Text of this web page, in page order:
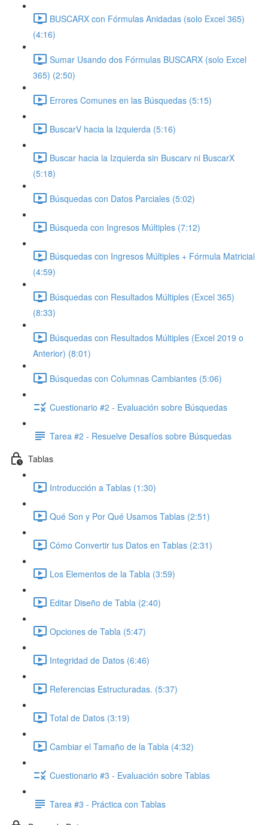
BUSCARX con Fórmulas Anidadas (solo Excel 365)
(4:16)
Sumar Usando dos Fórmulas BUSCARX (solo Excel
365) (2:50)
Errores Comunes en las Búsquedas (5:15)
BuscarV hacia la Izquierda (5:16)
Buscar hacia la Izquierda sin Buscarv ni BuscarX
(5:18)
Búsquedas con Datos Parciales (5:02)
Búsqueda con Ingresos Múltiples (7:12)
Búsquedas con Ingresos Múltiples + Fórmula Matricial
(4:59)
Búsquedas con Resultados Múltiples (Excel 365)
(8:33)
Búsquedas con Resultados Múltiples (Excel 2019 o
Anterior) (8:01)
Búsquedas con Columnas Cambiantes (5:06)
Cuestionario #2 - Evaluación sobre Búsquedas
Tarea #2 - Resuelve Desafíos sobre Búsquedas
Tablas
Introducción a Tablas (1:30)
Qué Son y Por Qué Usamos Tablas (2:51)
Cómo Convertir tus Datos en Tablas (2:31)
Los Elementos de la Tabla (3:59)
Editar Diseño de Tabla (2:40)
Opciones de Tabla (5:47)
Integridad de Datos (6:46)
Referencias Estructuradas. (5:37)
Total de Datos (3:19)
Cambiar el Tamaño de la Tabla (4:32)
Cuestionario #3 - Evaluación sobre Tablas
Tarea #3 - Práctica con Tablas